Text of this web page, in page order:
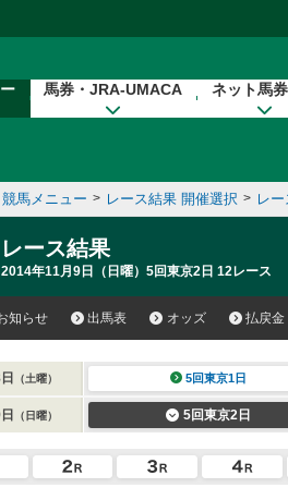
馬券・JRA-UMACA ネット馬
競馬メニュー > レース結果 開催選択 > レ
レース結果
2014年11月9日（日曜）5回東京2日 12レース
知らせ 出馬表 オッズ 払戻金
（土曜） 5回東京1日
（日曜） 5回東京2日